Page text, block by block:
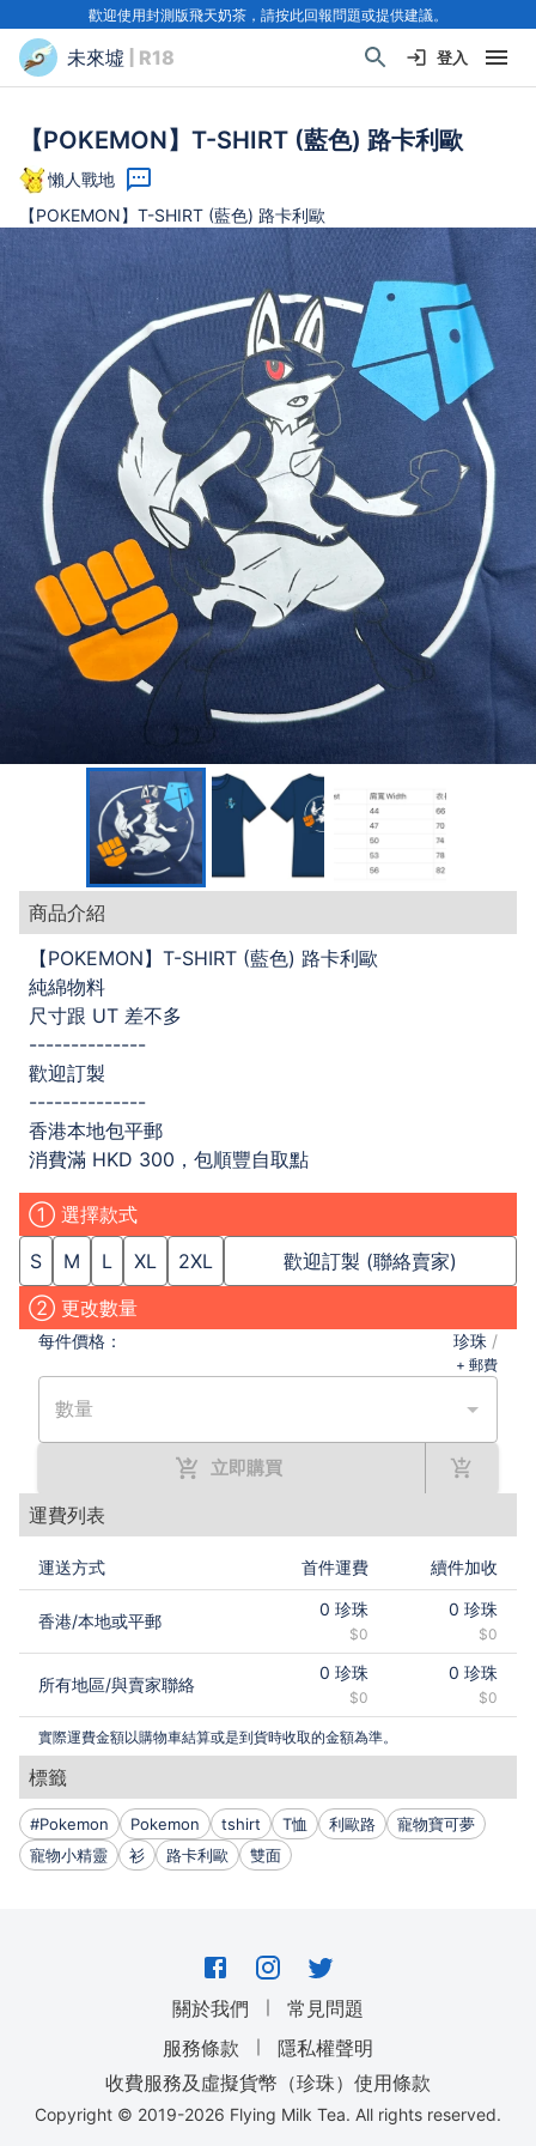
歡迎使用封測版飛天奶茶，請按此回報問題或提供建議。
未來墟 | R18 登入
【POKEMON】T-SHIRT (藍色) 路卡利歐
懶人戰地
【POKEMON】T-SHIRT (藍色) 路卡利歐
商品介紹
【POKEMON】T-SHIRT (藍色) 路卡利歐
純綿物料
尺寸跟 UT 差不多
--------------
歡迎訂製
--------------
香港本地包平郵
消費滿 HKD 300，包順豐自取點
① 選擇款式
S
M L XL 2XL
歡迎訂製 (聯絡賣家)
② 更改數量
每件價格： 珍珠 /
+ 郵費
數量
立即購買
運費列表
運送方式 首件運費 續件加收
香港/本地或平郵
0 珍珠
$0
0 珍珠
$0
所有地區/與賣家聯絡
0 珍珠
$0
0 珍珠
$0
實際運費金額以購物車結算或是到貨時收取的金額為準。
標籤
#Pokemon Pokemon tshirt T恤 利歐路
寵物寶可夢
寵物小精靈
衫 路卡利歐 雙面
關於我們 ｜
常見問題
服務條款
｜
隱私權聲明
收費服務及虛擬貨幣（珍珠）使用條款
Copyright © 2019-2026 Flying Milk Tea. All rights reserved.